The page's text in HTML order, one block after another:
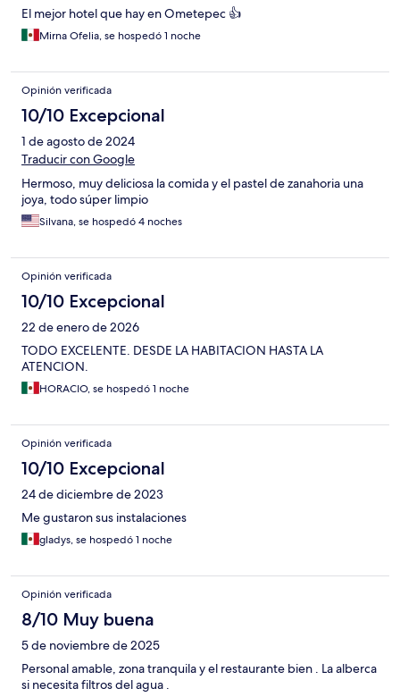
El mejor hotel que hay en Ometepec 👍
Mirna Ofelia, se hospedó 1 noche
Opinión verificada
10/10 Excepcional
1 de agosto de 2024
Traducir con Google
Hermoso, muy deliciosa la comida y el pastel de zanahoria una
joya, todo súper limpio
Silvana, se hospedó 4 noches
Opinión verificada
10/10 Excepcional
22 de enero de 2026
TODO EXCELENTE. DESDE LA HABITACION HASTA LA
ATENCION.
HORACIO, se hospedó 1 noche
Opinión verificada
10/10 Excepcional
24 de diciembre de 2023
Me gustaron sus instalaciones
gladys, se hospedó 1 noche
Opinión verificada
8/10 Muy buena
5 de noviembre de 2025
Personal amable, zona tranquila y el restaurante bien . La alberca
si necesita filtros del agua .